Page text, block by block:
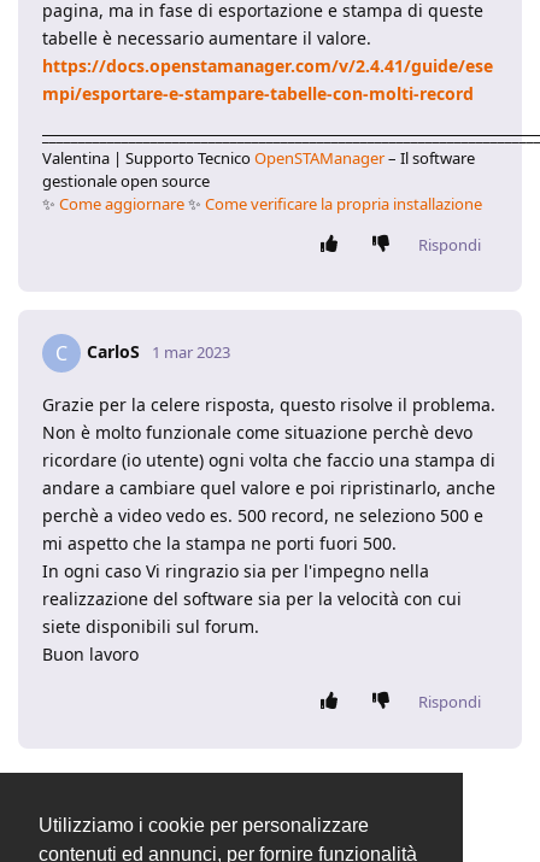
Utilizziamo i cookie per personalizzare
contenuti ed annunci, per fornire funzionalità
pagina, ma in fase di esportazione e stampa di queste
tabelle è necessario aumentare il valore.
https://docs.openstamanager.com/v/2.4.41/guide/ese
mpi/esportare-e-stampare-tabelle-con-molti-record
Valentina | Supporto TecnicoOpenSTAManager– Il software
gestionale open source
✨ Come aggiornare✨ Come verificare la propria installazione
Rispondi
C CarloS 1 mar 2023
Grazie per la celere risposta, questo risolve il problema.
Non è molto funzionale come situazione perchè devo
ricordare (io utente) ogni volta che faccio una stampa di
andare a cambiare quel valore e poi ripristinarlo, anche
perchè a video vedo es. 500 record, ne seleziono 500 e
mi aspetto che la stampa ne porti fuori 500.
In ogni caso Vi ringrazio sia per l'impegno nella
realizzazione del software sia per la velocità con cui
siete disponibili sul forum.
Buon lavoro
Rispondi